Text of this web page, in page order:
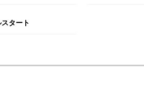
タート